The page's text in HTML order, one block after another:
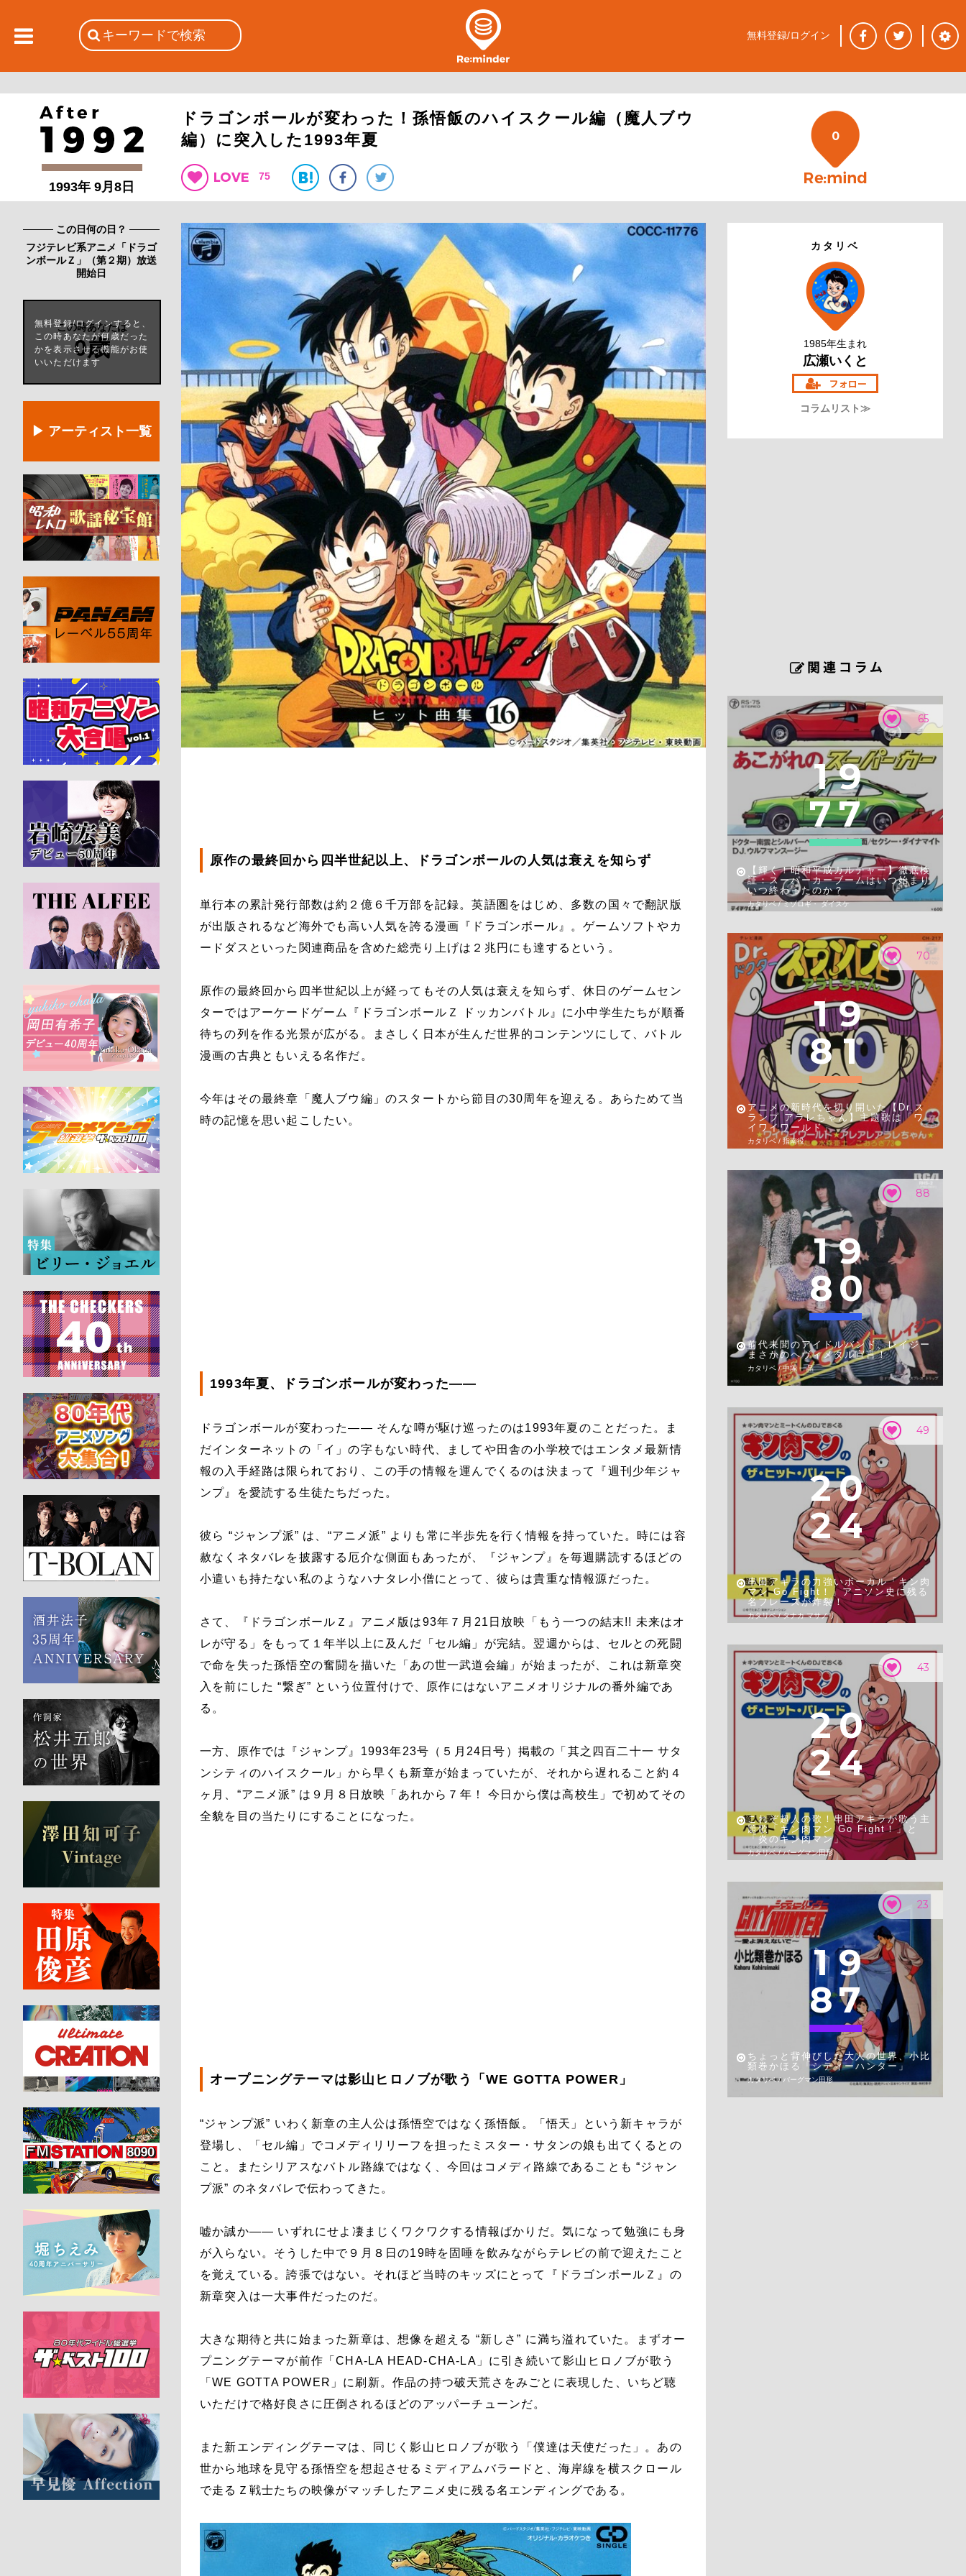
1993年 9月8日
ドラゴンボールが変わった！孫悟飯のハイスクール編（魔人ブウ
編）に突入した1993年夏
75
0
この日何の日？
フジテレビ系アニメ「ドラゴ
ンボールＺ」（第２期）放送
開始日
この時あなたは
0歳
無料登録/ログインすると、
この時あなたが何歳だった
かを表示させる機能がお使
いいただけます
▶ アーティスト一覧
原作の最終回から四半世紀以上、ドラゴンボールの人気は衰えを知らず
単行本の累計発行部数は約２億６千万部を記録。英語圏をはじめ、多数の国々で翻訳版
が出版されるなど海外でも高い人気を誇る漫画『ドラゴンボール』。ゲームソフトやカ
ードダスといった関連商品を含めた総売り上げは２兆円にも達するという。
原作の最終回から四半世紀以上が経ってもその人気は衰えを知らず、休日のゲームセン
ターではアーケードゲーム『ドラゴンボールＺ ドッカンバトル』に小中学生たちが順番
待ちの列を作る光景が広がる。まさしく日本が生んだ世界的コンテンツにして、バトル
漫画の古典ともいえる名作だ。
今年はその最終章「魔人ブウ編」のスタートから節目の30周年を迎える。あらためて当
時の記憶を思い起こしたい。
1993年夏、ドラゴンボールが変わった――
ドラゴンボールが変わった―― そんな噂が駆け巡ったのは1993年夏のことだった。ま
だインターネットの「イ」の字もない時代、ましてや田舎の小学校ではエンタメ最新情
報の入手経路は限られており、この手の情報を運んでくるのは決まって『週刊少年ジャ
ンプ』を愛読する生徒たちだった。
彼ら “ジャンプ派” は、“アニメ派” よりも常に半歩先を行く情報を持っていた。時には容
赦なくネタバレを披露する厄介な側面もあったが、『ジャンプ』を毎週購読するほどの
小遣いも持たない私のようなハナタレ小僧にとって、彼らは貴重な情報源だった。
さて、『ドラゴンボールＺ』アニメ版は93年７月21日放映「もう一つの結末!! 未来はオ
レが守る」をもって１年半以上に及んだ「セル編」が完結。翌週からは、セルとの死闘
で命を失った孫悟空の奮闘を描いた「あの世一武道会編」が始まったが、これは新章突
入を前にした “繋ぎ” という位置付けで、原作にはないアニメオリジナルの番外編であ
る。
一方、原作では『ジャンプ』1993年23号（５月24日号）掲載の「其之四百二十一 サタ
ンシティのハイスクール」から早くも新章が始まっていたが、それから遅れること約４
ヶ月、“アニメ派” は９月８日放映「あれから７年！ 今日から僕は高校生」で初めてその
全貌を目の当たりにすることになった。
オープニングテーマは影山ヒロノブが歌う「WE GOTTA POWER」
“ジャンプ派” いわく新章の主人公は孫悟空ではなく孫悟飯。「悟天」という新キャラが
登場し、「セル編」でコメディリリーフを担ったミスター・サタンの娘も出てくるとの
こと。またシリアスなバトル路線ではなく、今回はコメディ路線であることも “ジャン
プ派” のネタバレで伝わってきた。
嘘か誠か―― いずれにせよ凄まじくワクワクする情報ばかりだ。気になって勉強にも身
が入らない。そうした中で９月８日の19時を固唾を飲みながらテレビの前で迎えたこと
を覚えている。誇張ではない。それほど当時のキッズにとって『ドラゴンボールＺ』の
新章突入は一大事件だったのだ。
大きな期待と共に始まった新章は、想像を超える “新しさ” に満ち溢れていた。まずオー
プニングテーマが前作「CHA-LA HEAD-CHA-LA」に引き続いて影山ヒロノブが歌う
「WE GOTTA POWER」に刷新。作品の持つ破天荒さをみごとに表現した、いちど聴
いただけで格好良さに圧倒されるほどのアッパーチューンだ。
また新エンディングテーマは、同じく影山ヒロノブが歌う「僕達は天使だった」。あの
世から地球を見守る孫悟空を想起させるミディアムバラードと、海岸線を横スクロール
で走るＺ戦士たちの映像がマッチしたアニメ史に残る名エンディングである。
カタリベ
1985年生まれ
広瀬いくと
コラムリスト≫
65
1 9
77
【輝く！昭和平成カルチャー】徹底検
証：スーパーカーブームはいつ始まり
いつ終わったのか？
カタリベ / ミゾロギ・ ダイスケ
70
1 9
8 1
アニメの新時代を切り開いた【Dr.ス
ランプ アラレちゃん】主題歌は「ワ
イワイワールド」
カタリベ / 指南役
88
1 9
80
前代未聞のアイドルバンド、レイジー
まさかのヘヴィメタル宣言！
カタリベ / 中塚 一晶
49
20
24
串田アキラの力強いボーカル「キン肉
マン Go Fight！」アニソン史に残る
名フレーズが炸裂！
カタリベ / タナカ マサノリ
43
20
24
これぞ超人の歌！串田アキラが歌う主
題歌「キン肉マン Go Fight！」と
「炎のキン肉マン」
カタリベ / バーグマン田形
23
1 9
87
ちょっと背伸びした大人の世界、小比
類巻かほる「シティーハンター」
カタリベ / バーグマン田形
無料登録/ログイン